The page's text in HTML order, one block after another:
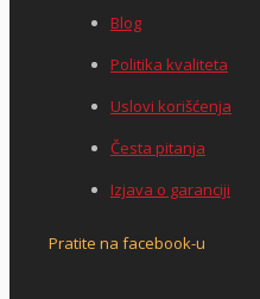
Blog
Politika kvaliteta
Uslovi korišćenja
Česta pitanja
Izjava o garanciji
Pratite na facebook-u